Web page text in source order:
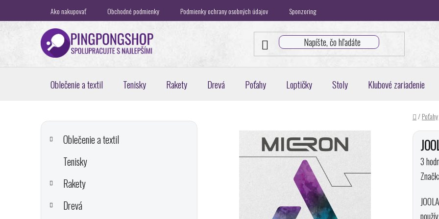
obsah
Ako nakupovať Obchodné podmienky Podmienky ochrany osobných údajov Sponzoring
Oblečenie a textil Tenisky Rakety Drevá Poťahy Loptičky Stoly Klubové zariadenie
Domov
/Poťahy
B
Preskočiť
kategórie
K
Oblečenie a textil
Tenisky
Rakety
Drevá
je
3